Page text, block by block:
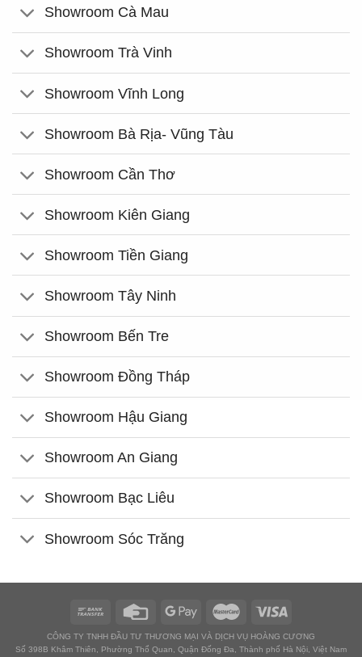
Showroom Cà Mau
Showroom Trà Vinh
Showroom Vĩnh Long
Showroom Bà Rịa- Vũng Tàu
Showroom Cần Thơ
Showroom Kiên Giang
Showroom Tiền Giang
Showroom Tây Ninh
Showroom Bến Tre
Showroom Đồng Tháp
Showroom Hậu Giang
Showroom An Giang
Showroom Bạc Liêu
Showroom Sóc Trăng
CÔNG TY TNHH ĐẦU TƯ THƯƠNG MẠI VÀ DỊCH VỤ HOÀNG CƯƠNG
Số 398B Khâm Thiên, Phường Thổ Quan, Quận Đống Đa, Thành phố Hà Nội, Việt Nam